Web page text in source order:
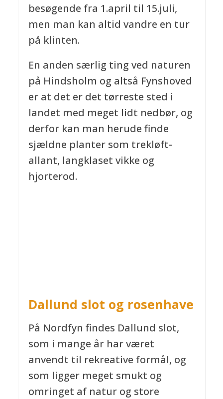
besøgende fra 1.april til 15.juli,
men man kan altid vandre en tur
på klinten.
En anden særlig ting ved naturen
på Hindsholm og altså Fynshoved
er at det er det tørreste sted i
landet med meget lidt nedbør, og
derfor kan man herude finde
sjældne planter som trekløft-
allant, langklaset vikke og
hjorterod.
Dallund slot og rosenhave
På Nordfyn findes Dallund slot,
som i mange år har været
anvendt til rekreative formål, og
som ligger meget smukt og
omringet af natur og store